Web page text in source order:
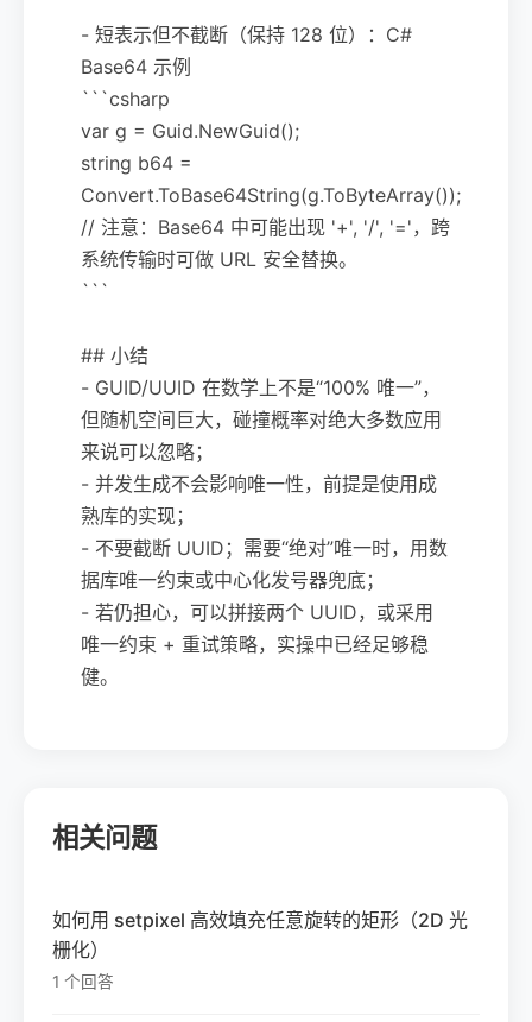
- 短表示但不截断（保持 128 位）：C#
Base64 示例
```csharp
var g = Guid.NewGuid();
string b64 =
Convert.ToBase64String(g.ToByteArray());
// 注意：Base64 中可能出现 '+', '/', '='，跨
系统传输时可做 URL 安全替换。
```
## 小结
- GUID/UUID 在数学上不是“100% 唯一”，
但随机空间巨大，碰撞概率对绝大多数应用
来说可以忽略；
- 并发生成不会影响唯一性，前提是使用成
熟库的实现；
- 不要截断 UUID；需要“绝对”唯一时，用数
据库唯一约束或中心化发号器兜底；
- 若仍担心，可以拼接两个 UUID，或采用
唯一约束 + 重试策略，实操中已经足够稳
健。
相关问题
如何用 setpixel 高效填充任意旋转的矩形（2D 光
栅化）
1 个回答